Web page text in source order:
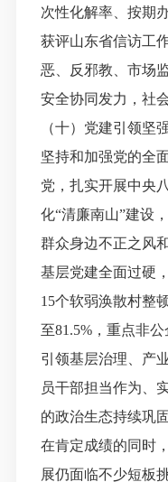
次性化解率、按期
获评山东省信访工
恶、反邪教、市场
安全协同发力，社
（十）党建引领坚
坚持和加强党的全
党，扎实开展中央
化“清廉南山”建设
群众身边不正之风
基层党建全面过硬
15个软弱涣散村整
至81.5%，重点非
引领基层治理、产
员干部担当作为、
的政治生态持续巩固
在肯定成绩的同时
展仍面临不少短板